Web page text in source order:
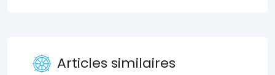
Articles similaires